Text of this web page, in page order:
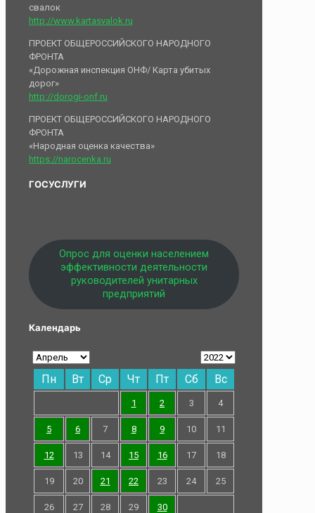
свалок
http://www.kartasvalok.ru
ПРОЕКТ ОБЩЕРОССИЙСКОГО НАРОДНОГО
ФРОНТА
«Дорожная инспекция ОНФ/ Карта убитых
дорог»
http://dorogi-onf.ru
ПРОЕКТ ОБЩЕРОССИЙСКОГО НАРОДНОГО
ФРОНТА
«Народная оценка качества»
https://narocenka.ru
ГОСУСЛУГИ
Опрос для оценки населением
эффективности деятельности
руководителей унитарных
предприятий
Календарь
Пн Вт Ср Чт Пт Сб Вс
1 2 3 4
5 6 7 8 9 10 11
12 13 14 15 16 17 18
19 20 21 22 23 24 25
26 27 28 29 30